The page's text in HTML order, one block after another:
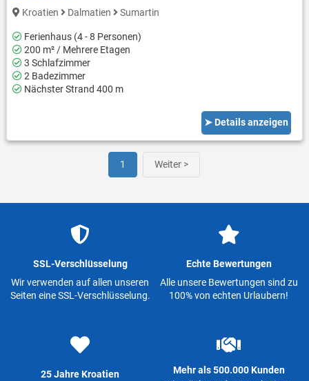
Kroatien Dalmatien Sumartin
Ferienhaus (4 - 8 Personen)
200 m² / Mehrere Etagen
3 Schlafzimmer
2 Badezimmer
Nächster Strand 400 m
➤ Details anzeigen
1 Weiter >
SSL-Verschlüsselung
Wir verwenden auf allen unseren
Seiten eine SSL-Verschlüsselung.
Echte Bewertungen
Alle unsere Bewertungen sind zu
100% von echten Urlaubern!
25 Jahre Kroatien
Mehr als 500.000 Kunden